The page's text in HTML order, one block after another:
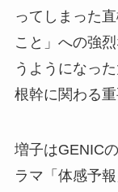
ってしまった
こと」への強
うようになっ
根幹に関わる重
増子はGENIC
ラマ「体感予